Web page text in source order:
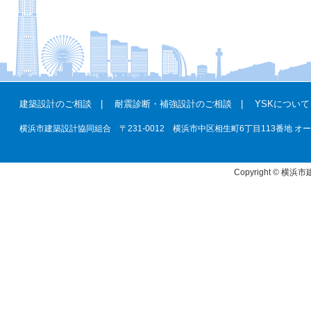
建築設計のご相談 耐震診断・補強設計のご相談 YSKについて
横浜市建築設計協同組合 〒231-0012 横浜市中区相生町6丁目113番地
Copyright © 横浜市